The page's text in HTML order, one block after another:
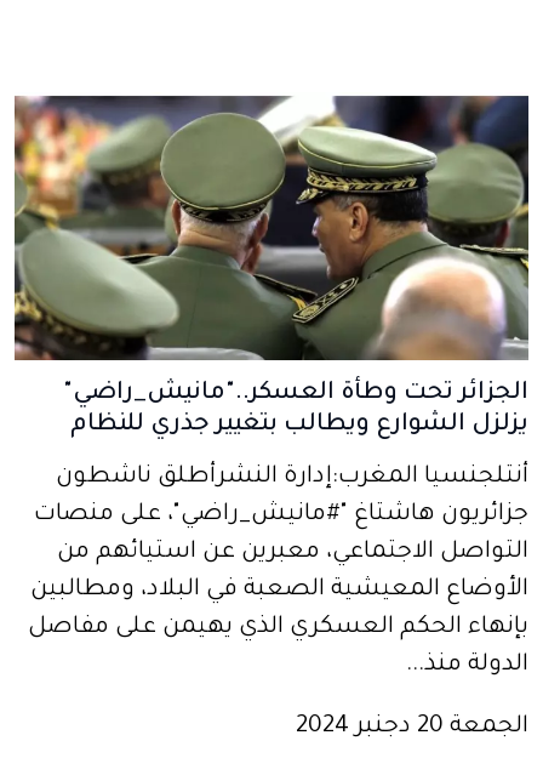
الجزائر تحت وطأة العسكر.."مانيش_راضي"
يزلزل الشوارع ويطالب بتغيير جذري للنظام
أنتلجنسيا المغرب:إدارة النشرأطلق ناشطون
جزائريون هاشتاغ "#مانيش_راضي"، على منصات
التواصل الاجتماعي، معبرين عن استيائهم من
الأوضاع المعيشية الصعبة في البلاد، ومطالبين
بإنهاء الحكم العسكري الذي يهيمن على مفاصل
الدولة منذ...
الجمعة 20 دجنبر 2024